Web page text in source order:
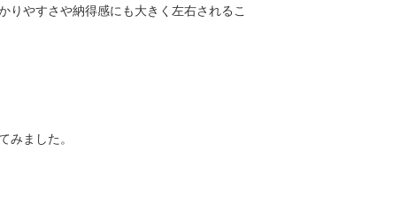
りやすさや納得感にも大きく左右されるこ
みました。